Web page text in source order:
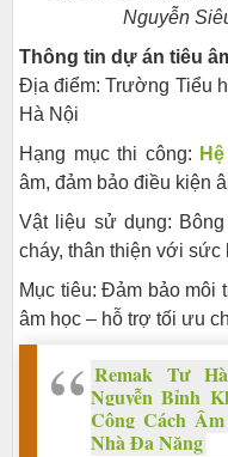
Nguyễn
Thông tin dự án tiêu
Địa điểm: Trường Tiểu
Hà Nội
Hạng mục thi công:
âm, đảm bảo điều kiện
Vật liệu sử dụng:
cháy, thân thiện với sức
Mục tiêu: Đảm bảo môi
âm học – hỗ trợ tối ưu
Remak Tự
Nguyễn Bỉnh
Công Cách
Nhà Đa Năng